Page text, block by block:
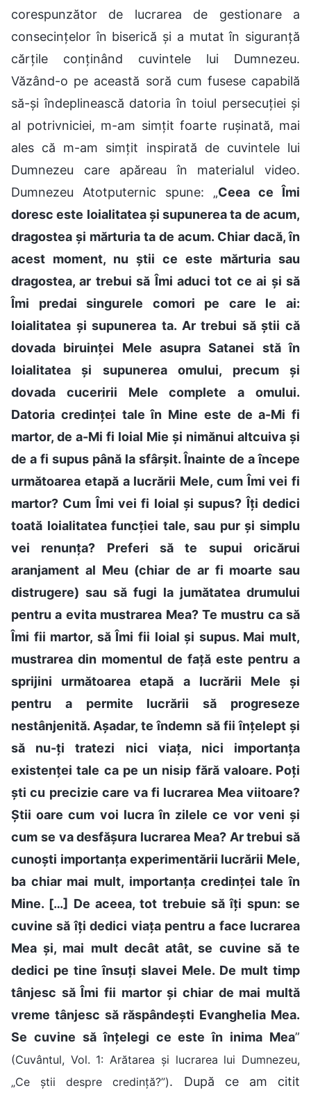
corespunzător de lucrarea de gestionare a
consecințelor în biserică și a mutat în siguranță
cărțile conținând cuvintele lui Dumnezeu.
Văzând-o pe această soră cum fusese capabilă
să-și îndeplinească datoria în toiul persecuției și
al potrivniciei, m-am simțit foarte rușinată, mai
ales că m-am simțit inspirată de cuvintele lui
Dumnezeu care apăreau în materialul video.
Dumnezeu Atotputernic spune: „Ceea ce Îmi
doresc este loialitatea și supunerea ta de acum,
dragostea și mărturia ta de acum. Chiar dacă, în
acest moment, nu știi ce este mărturia sau
dragostea, ar trebui să Îmi aduci tot ce ai și să
Îmi predai singurele comori pe care le ai:
loialitatea și supunerea ta. Ar trebui să știi că
dovada biruinței Mele asupra Satanei stă în
loialitatea și supunerea omului, precum și
dovada cuceririi Mele complete a omului.
Datoria credinței tale în Mine este de a-Mi fi
martor, de a-Mi fi loial Mie și nimănui altcuiva și
de a fi supus până la sfârșit. Înainte de a începe
următoarea etapă a lucrării Mele, cum Îmi vei fi
martor? Cum Îmi vei fi loial și supus? Îți dedici
toată loialitatea funcției tale, sau pur și simplu
vei renunța? Preferi să te supui oricărui
aranjament al Meu (chiar de ar fi moarte sau
distrugere) sau să fugi la jumătatea drumului
pentru a evita mustrarea Mea? Te mustru ca să
Îmi fii martor, să Îmi fii loial și supus. Mai mult,
mustrarea din momentul de față este pentru a
sprijini următoarea etapă a lucrării Mele și
pentru a permite lucrării să progreseze
nestânjenită. Așadar, te îndemn să fii înțelept și
să nu-ți tratezi nici viața, nici importanța
existenței tale ca pe un nisip fără valoare. Poți
ști cu precizie care va fi lucrarea Mea viitoare?
Știi oare cum voi lucra în zilele ce vor veni și
cum se va desfășura lucrarea Mea? Ar trebui să
cunoști importanța experimentării lucrării Mele,
ba chiar mai mult, importanța credinței tale în
Mine. […] De aceea, tot trebuie să îți spun: se
cuvine să îți dedici viața pentru a face lucrarea
Mea și, mai mult decât atât, se cuvine să te
dedici pe tine însuți slavei Mele. De mult timp
tânjesc să Îmi fii martor și chiar de mai multă
vreme tânjesc să răspândești Evanghelia Mea.
Se cuvine să înțelegi ce este în inima Mea”
(Cuvântul, Vol. 1: Arătarea și lucrarea lui Dumnezeu,
„Ce știi despre credință?”). După ce am citit